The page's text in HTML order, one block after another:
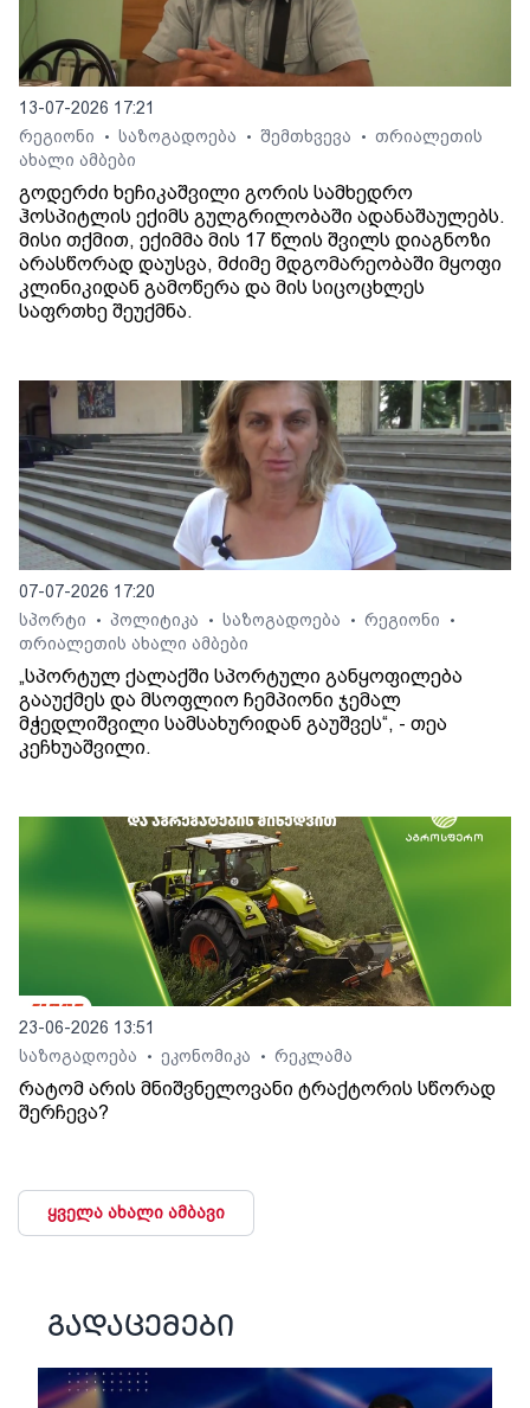
13-07-2026 17:21
რეგიონი
• საზოგადოება • შემთხვევა • თრიალეთის
ახალი ამბები
გოდერძი ხეჩიკაშვილი გორის სამხედრო
ჰოსპიტლის ექიმს გულგრილობაში ადანაშაულებს.
მისი თქმით, ექიმმა მის 17 წლის შვილს დიაგნოზი
არასწორად დაუსვა, მძიმე მდგომარეობაში მყოფი
კლინიკიდან გამოწერა და მის სიცოცხლეს
საფრთხე შეუქმნა.
07-07-2026 17:20
სპორტი
• პოლიტიკა • საზოგადოება • რეგიონი •
თრიალეთის ახალი ამბები
„სპორტულ ქალაქში სპორტული განყოფილება
გააუქმეს და მსოფლიო ჩემპიონი ჯემალ
მჭედლიშვილი სამსახურიდან გაუშვეს“, - თეა
კეჩხუაშვილი.
23-06-2026 13:51
საზოგადოება
• ეკონომიკა • რეკლამა
რატომ არის მნიშვნელოვანი ტრაქტორის სწორად
შერჩევა?
ყველა ახალი ამბავი
გადაცემები